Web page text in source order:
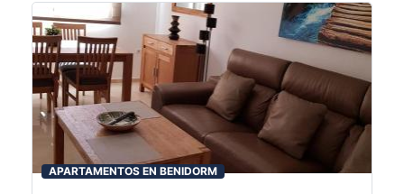
APARTAMENTOS EN BENIDORM